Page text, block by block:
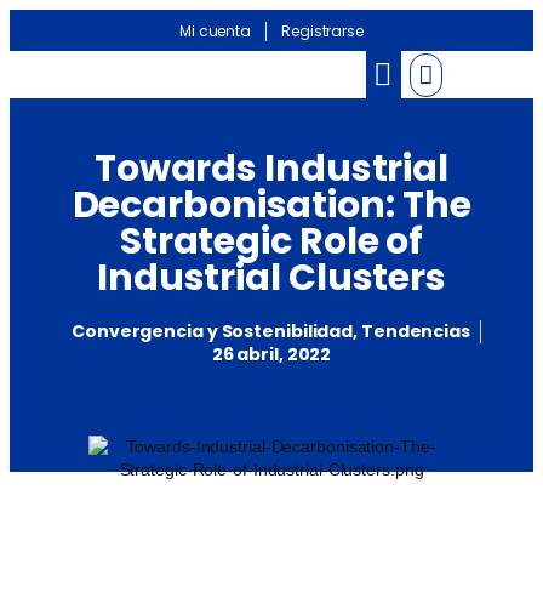
Mi cuenta Registrarse
Towards Industrial
Decarbonisation: The
Strategic Role of
Industrial Clusters
Convergencia y Sostenibilidad, Tendencias
26 abril, 2022